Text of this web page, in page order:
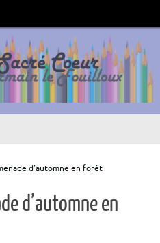
d’automne en forêt
d’automne en